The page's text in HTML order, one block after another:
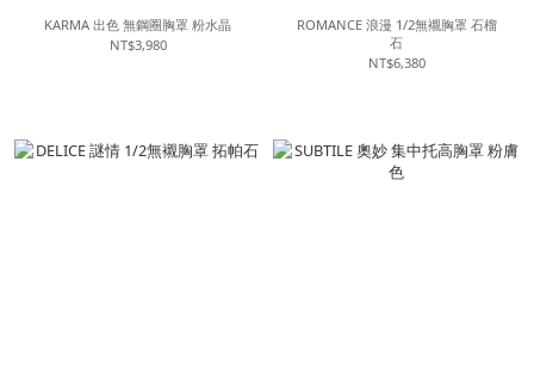
KARMA 出色 無鋼圈胸罩 粉水晶
NT$3,980
ROMANCE 浪漫 1/2無襯胸罩 石榴
石
NT$6,380